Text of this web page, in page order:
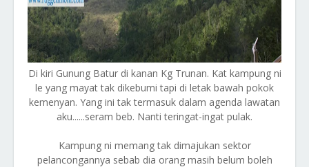
Di kiri Gunung Batur di kanan Kg Trunan. Kat kampung ni
le yang mayat tak dikebumi tapi di letak bawah pokok
kemenyan. Yang ini tak termasuk dalam agenda lawatan
aku......seram beb. Nanti teringat-ingat pulak.
Kampung ni memang tak dimajukan sektor
pelancongannya sebab dia orang masih belum boleh